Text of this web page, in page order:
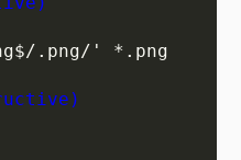
.png/' *.png